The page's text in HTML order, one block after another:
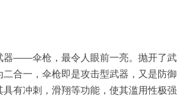
器——伞枪，最令人眼前一亮。抛开了武
合一，伞枪即是攻击型武器，又是防御
有冲刺，滑翔等功能，使其滥用性极强